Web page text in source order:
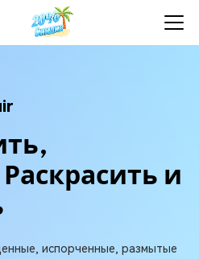
и
испорченные, размытые